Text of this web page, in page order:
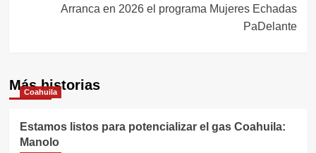
Arranca en 2026 el programa Mujeres Echadas
PaDelante
Más historias
Coahuila
Estamos listos para potencializar el gas Coahuila:
Manolo